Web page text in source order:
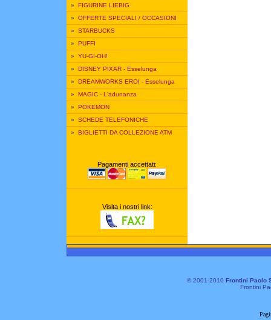
» FIGURINE LIEBIG
» OFFERTE SPECIALI / OCCASIONI
» STARBUCKS
» PUFFI
» YU-GI-OH!
» DISNEY PIXAR - Esselunga
» DREAMWORKS EROI - Esselunga
» MAGIC - L'adunanza
» POKEMON
» SCHEDE TELEFONICHE
» BIGLIETTI DA COLLEZIONE ATM
Pagamenti accettati:
Visita i nostri link:
© 2001-2010 Frontini Paolo
Frontini